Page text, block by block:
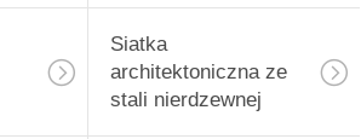
Siatka
architektoniczna ze
stali nierdzewnej